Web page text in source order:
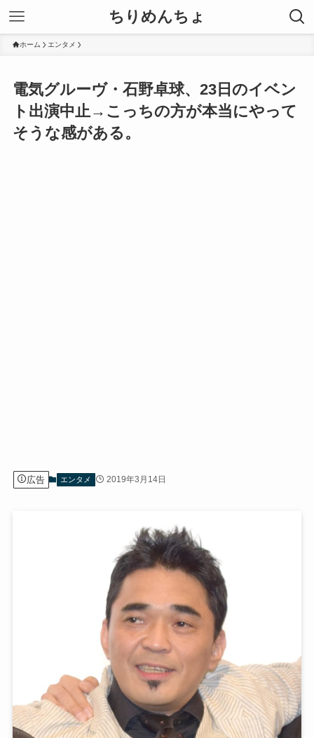
ちりめんちょ
ホーム エンタメ
電気グルーヴ・石野卓球、23日のイベン
ト出演中止→こっちの方が本当にやって
そうな感がある。
広告 エンタメ 2019年3月14日